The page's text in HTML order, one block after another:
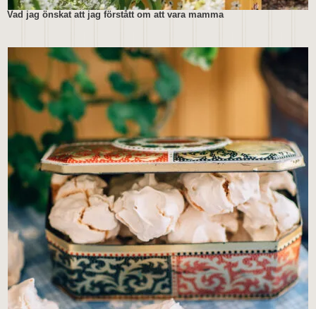
Vad jag önskat att jag förstått om att vara mamma